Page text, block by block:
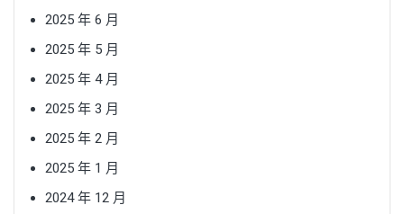
2025 年 6 月
2025 年 5 月
2025 年 4 月
2025 年 3 月
2025 年 2 月
2025 年 1 月
2024 年 12 月